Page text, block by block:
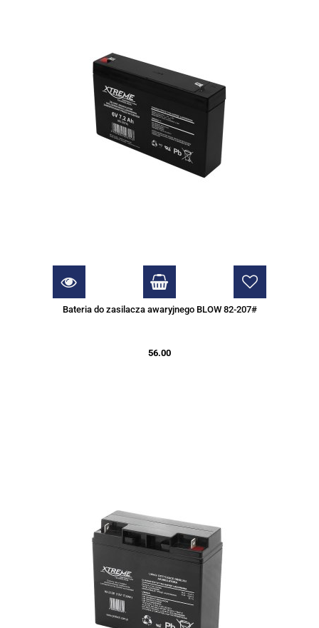
Bateria do zasilacza awaryjnego BLOW 82-207#
56.00